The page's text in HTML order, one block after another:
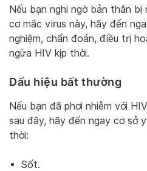
Nếu bạn nghi ngờ bản thân
cơ mắc virus này, hãy đến
nghiệm, chẩn đoán, điều trị
ngừa HIV kịp thời.
Dấu hiệu bất thường
Nếu bạn đã phơi nhiễm với
sau đây, hãy đến ngay cơ sở
thời:
Sốt.